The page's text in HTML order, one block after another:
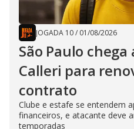
JOGADA 10/ 01/08/2026
São Paulo
Calleri para
contrato
Clube e estafe se entendem
financeiros, e atacante deve
temporadas